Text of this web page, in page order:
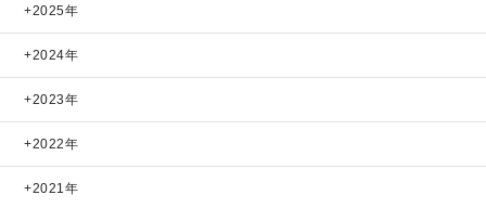
2025年
2024年
2023年
2022年
2021年